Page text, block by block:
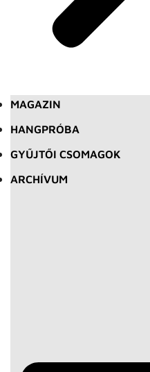
MAGAZIN
HANGPRÓBA
GYŰJTŐI CSOMAGOK
ARCHÍVUM